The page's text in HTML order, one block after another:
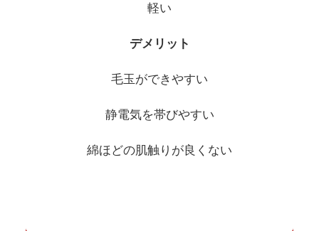
軽い
デメリット
毛玉ができやすい
静電気を帯びやすい
綿ほどの肌触りが良くない